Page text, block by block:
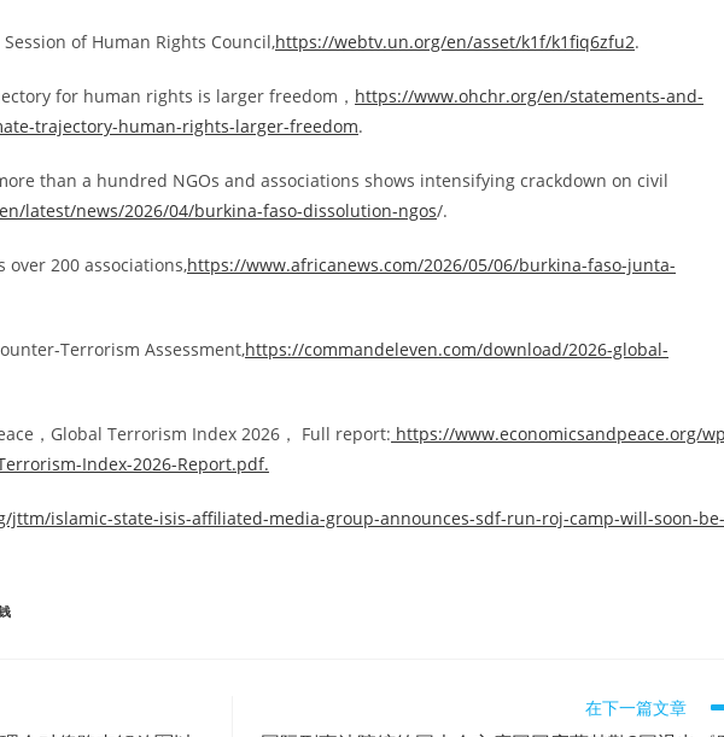
of Human Rights Council,https://webtv.un.org/en/asset/k1f/k1fiq6zfu2.
for human rights is larger freedom， https://www.ohchr.org/en/statements-and-
trajectory-human-rights-larger-freedom.
than a hundred NGOs and associations shows intensifying crackdown on civil
latest/news/2026/04/burkina-faso-dissolution-ngos/.
over 200 associations,https://www.africanews.com/2026/05/06/burkina-faso-junta-
Terrorism Assessment,https://commandeleven.com/download/2026-global-
，Global Terrorism Index 2026， Full report: https://www.economicsandpeace.org/
Index-2026-Report.pdf.
jttm/islamic-state-isis-affiliated-media-group-announces-sdf-run-roj-camp-will-soon-be-
在下一篇文章